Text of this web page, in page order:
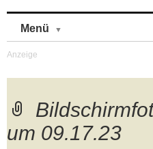
Menü
um 09.17.23